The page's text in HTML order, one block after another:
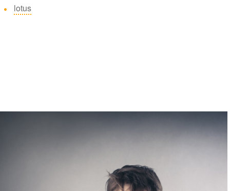
lotus